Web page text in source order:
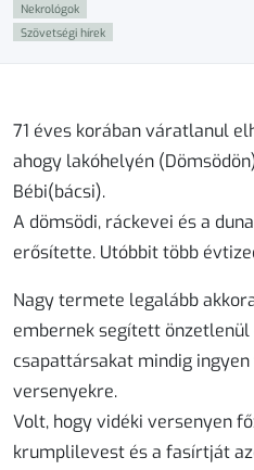
Nekrológok
Szövetségi hírek
71 éves korában váratlanul
ahogy lakóhelyén
Bébi(bácsi).
A dömsödi, ráckevei és a
erősítette. Utóbbit több
Nagy termete legalább
embernek segített önzetlenül
csapattársakat mindig
versenyekre.
Volt, hogy vidéki versenyen
krumplilevest és a fasírtját